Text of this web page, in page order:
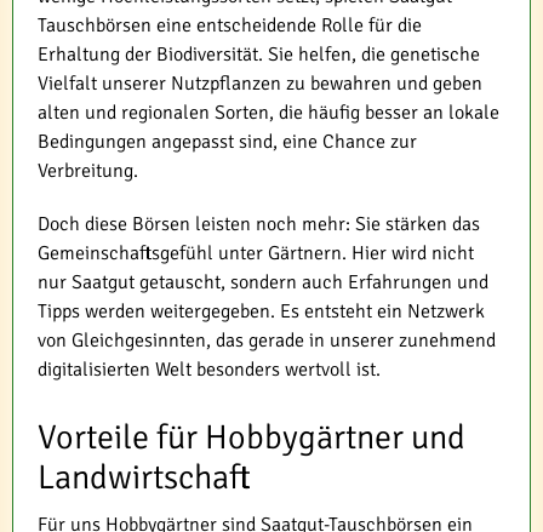
Tauschbörsen eine entscheidende Rolle für die
Erhaltung der Biodiversität. Sie helfen, die genetische
Vielfalt unserer Nutzpflanzen zu bewahren und geben
alten und regionalen Sorten, die häufig besser an lokale
Bedingungen angepasst sind, eine Chance zur
Verbreitung.
Doch diese Börsen leisten noch mehr: Sie stärken das
Gemeinschaftsgefühl unter Gärtnern. Hier wird nicht
nur Saatgut getauscht, sondern auch Erfahrungen und
Tipps werden weitergegeben. Es entsteht ein Netzwerk
von Gleichgesinnten, das gerade in unserer zunehmend
digitalisierten Welt besonders wertvoll ist.
Vorteile für Hobbygärtner und
Landwirtschaft
Für uns Hobbygärtner sind Saatgut-Tauschbörsen ein